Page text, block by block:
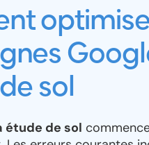
sol
étude de sol